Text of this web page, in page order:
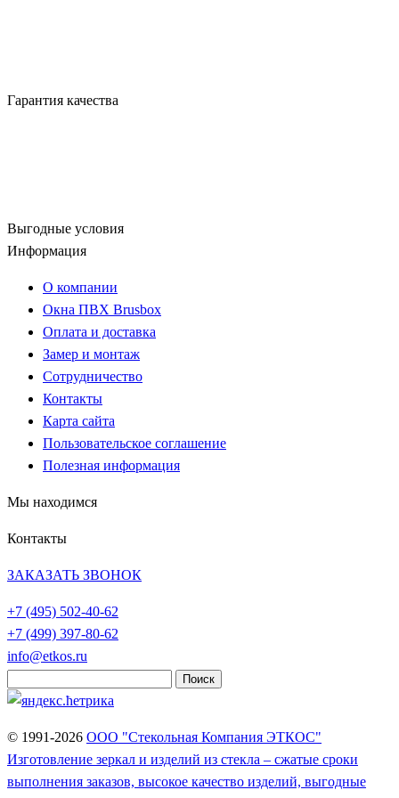
Гарантия качества
Выгодные условия
Информация
О компании
Окна ПВХ Brusbox
Оплата и доставка
Замер и монтаж
Сотрудничество
Контакты
Карта сайта
Пользовательское соглашение
Полезная информация
Мы находимся
Контакты
ЗАКАЗАТЬ ЗВОНОК
+7 (495) 502-40-62
+7 (499) 397-80-62
info@etkos.ru
© 1991-2026 ООО "Стекольная Компания ЭТКОС"
Изготовление зеркал и изделий из стекла – сжатые сроки
выполнения заказов, высокое качество изделий, выгодные